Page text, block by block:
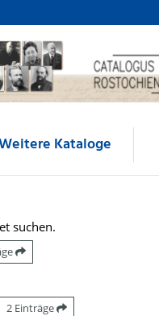
Kataloge
suchen.
2 Einträge